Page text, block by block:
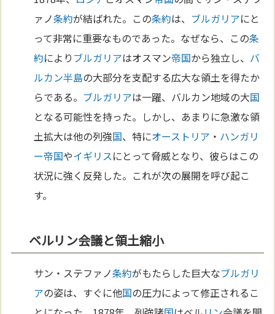
ァノ条約が結ばれた。この条約は、 ブルガリアにと
って非常に重要なものであった。なぜなら、この条
約により ブルガリアはオスマン帝国から独立し、 バ
ルカン半島の大部分を支配する広大な領土を得たか
らである。 ブルガリアは一躍、バルカン地域の大国
となる可能性を持った。しかし、あまりに急激な領
土拡大は他の列強国、特にオーストリア ・ ハンガリ
ー帝国やイギリスにとって脅威となり、彼らはこの
状況に強く反発した。これが次の展開を呼び起こ
す。
ベルリン会議と領土縮小
サン・ステファノ条約がもたらした巨大なブルガリ
アの姿は、すぐに他国の圧力によって修正されるこ